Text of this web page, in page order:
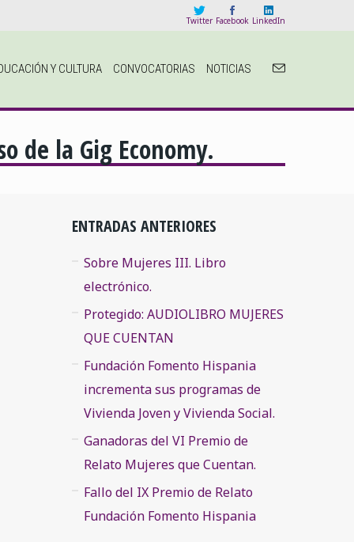
Twitter Facebook LinkedIn
Y CULTURA CONVOCATORIAS NOTICIAS
de la Gig Economy.
ENTRADAS ANTERIORES
Sobre Mujeres III. Libro
electrónico.
Protegido: AUDIOLIBRO MUJERES
QUE CUENTAN
Fundación Fomento Hispania
incrementa sus programas de
Vivienda Joven y Vivienda Social.
Ganadoras del VI Premio de
Relato Mujeres que Cuentan.
Fallo del IX Premio de Relato
Fundación Fomento Hispania